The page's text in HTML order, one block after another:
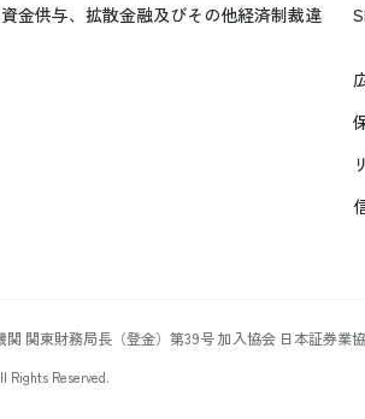
金供与、拡散金融及びその他経済制裁違
関東財務局長（登金）第39号 加入協会 日本証券業
Rights Reserved.